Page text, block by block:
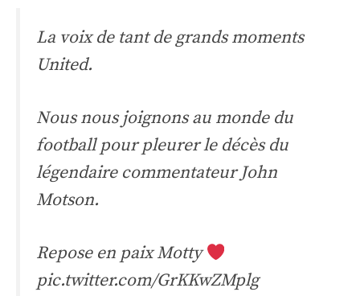
La voix de tant de grands moments
United.
Nous nous joignons au monde du
football pour pleurer le décès du
légendaire commentateur John
Motson.
Repose en paix Motty
pic.twitter.com/GrKKwZMplg